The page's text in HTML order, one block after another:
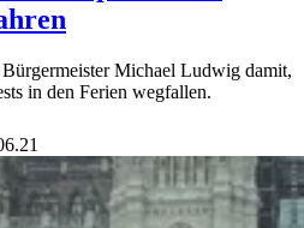
Michael Ludwig damit,
in den Ferien wegfallen.